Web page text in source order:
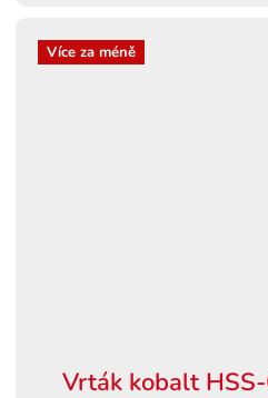
Více za méně
Vrták kobalt